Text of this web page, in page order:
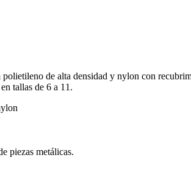
de alta densidad y nylon con
tallas de 6 a 11.
piezas metálicas.